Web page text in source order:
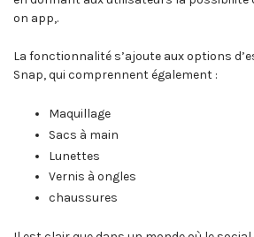
on app,.
La fonctionnalité s’ajoute aux options
Snap, qui comprennent également :
Maquillage
Sacs à main
Lunettes
Vernis à ongles
chaussures